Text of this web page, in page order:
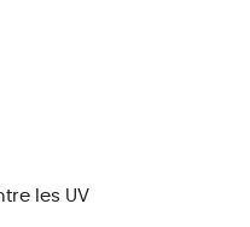
les UV